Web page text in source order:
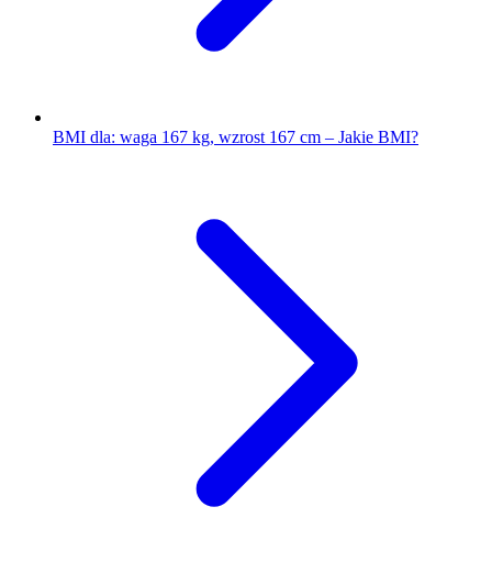
BMI dla: waga 167 kg, wzrost 167 cm – Jakie BMI?